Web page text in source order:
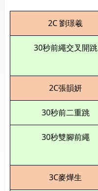
2C 劉璟羲
30秒前繩交叉開跳
2C張韻妍
30秒前二重跳
30秒雙腳前繩
3C麥燁生